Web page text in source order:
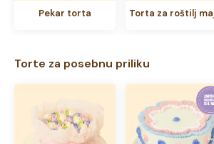
Pekar torta
Torte za posebnu priliku